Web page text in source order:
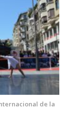
de la